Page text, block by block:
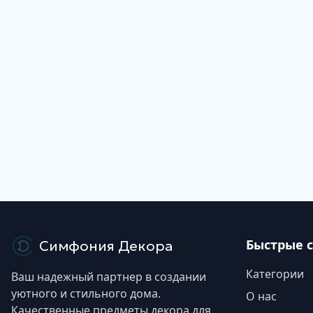
Симфония Декора
Ваш надежный партнер в создании
уютного и стильного дома.
Быстрые
Категории
О нас